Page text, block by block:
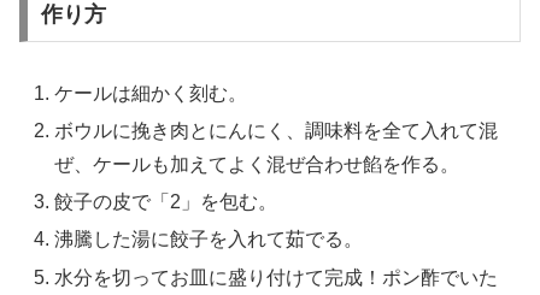
作り方
ケールは細かく刻む。
ボウルに挽き肉とにんにく、調味料を全て入れて混
ぜ、ケールも加えてよく混ぜ合わせ餡を作る。
餃子の皮で「2」を包む。
沸騰した湯に餃子を入れて茹でる。
水分を切ってお皿に盛り付けて完成！ポン酢でいた